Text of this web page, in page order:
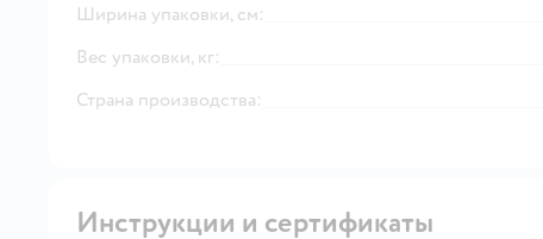
Ширина упаковки, см:
Вес упаковки, кг:
Страна производства:
Инструкции и сертификаты